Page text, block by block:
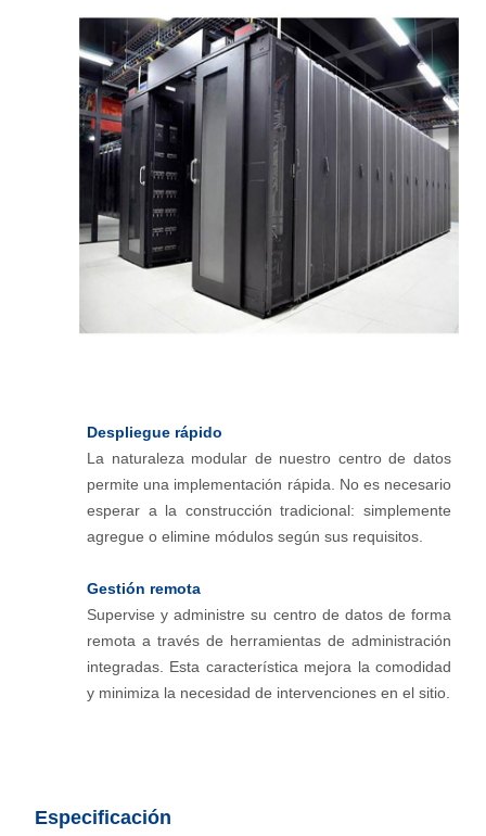
Despliegue rápido
La naturaleza modular de nuestro centro de datos
permite una implementación rápida. No es necesario
esperar a la construcción tradicional: simplemente
agregue o elimine módulos según sus requisitos.
Gestión remota
Supervise y administre su centro de datos de forma
remota a través de herramientas de administración
integradas. Esta característica mejora la comodidad
y minimiza la necesidad de intervenciones en el sitio.
Especificación